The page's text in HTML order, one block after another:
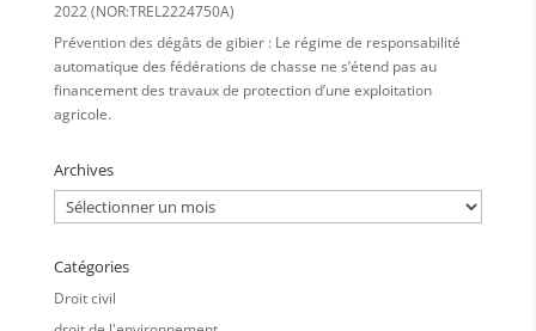
2022 (NOR:TREL2224750A)
Prévention des dégâts de gibier : Le régime de responsabilité
automatique des fédérations de chasse ne s’étend pas au
financement des travaux de protection d’une exploitation
agricole.
Archives
Archives
Catégories
Droit civil